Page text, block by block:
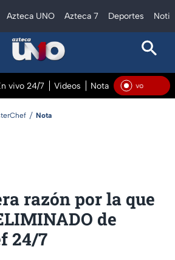
Azteca UNO Azteca 7 Deportes
vivo 24/7 Videos Notas En vivo
En Vivo
Nota
razón por la que
de
24/7